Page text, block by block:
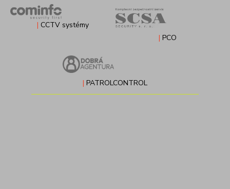
| CCTV systémy
| PCO
| PATROLCONTROL